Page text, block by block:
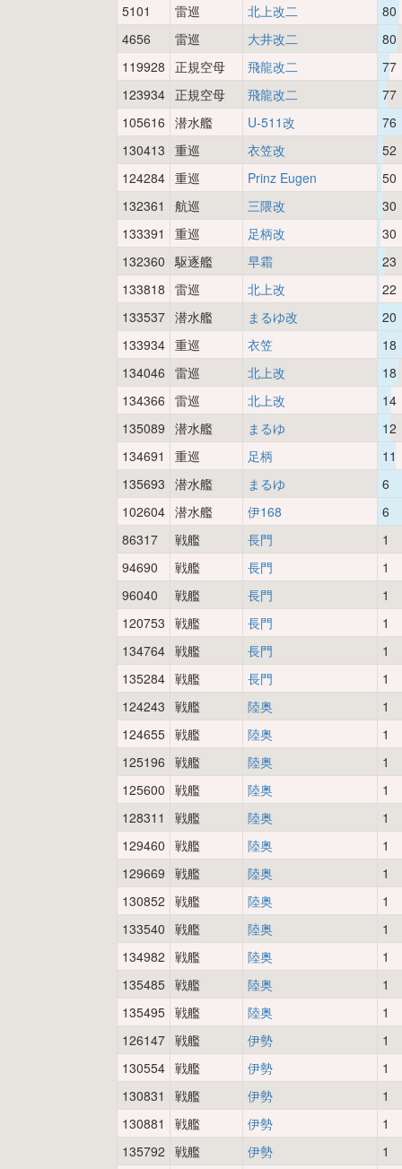
5101 雷巡 北上改二
80
4656
雷巡 大井改二
80
119928 正規空母 飛龍改二
77
123934 正規空母 飛龍改二
77
105616 潜水艦 U-511改
76
130413 重巡 衣笠改
52
124284 重巡 Prinz Eugen
50
132361
航巡 三隈改
30
133391
重巡 足柄改
30
132360 駆逐艦 早霜
23
133818 雷巡 北上改
22
133537 潜水艦 まるゆ改
20
133934 重巡 衣笠
18
134046 雷巡 北上改
18
134366 雷巡 北上改
14
135089 潜水艦 まるゆ
12
134691
重巡 足柄
11
135693 潜水艦 まるゆ
6
102604 潜水艦 伊168
6
86317
戦艦 長門
1
94690
戦艦 長門
1
96040
戦艦 長門
1
120753 戦艦 長門
1
134764 戦艦 長門
1
135284 戦艦 長門
1
124243 戦艦 陸奥
1
124655 戦艦 陸奥
1
125196 戦艦 陸奥
1
125600 戦艦 陸奥
1
128311
戦艦 陸奥
1
129460 戦艦 陸奥
1
129669 戦艦 陸奥
1
130852 戦艦 陸奥
1
133540 戦艦 陸奥
1
134982 戦艦 陸奥
1
135485 戦艦 陸奥
1
135495 戦艦 陸奥
1
126147 戦艦 伊勢
1
130554 戦艦 伊勢
1
130831
戦艦 伊勢
1
130881
戦艦 伊勢
1
135792 戦艦 伊勢
1